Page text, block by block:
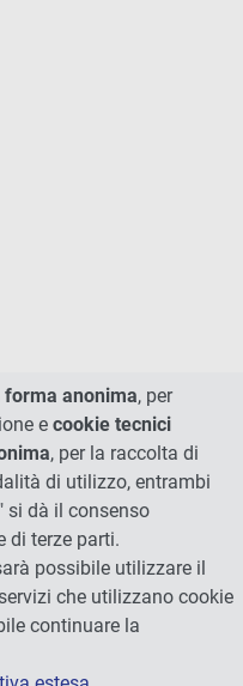
anonima, per
e cookie tecnici
, per la raccolta di
di utilizzo, entrambi
" si dà il consenso
di terze parti.
possibile utilizzare il
che utilizzano cookie
continuare la